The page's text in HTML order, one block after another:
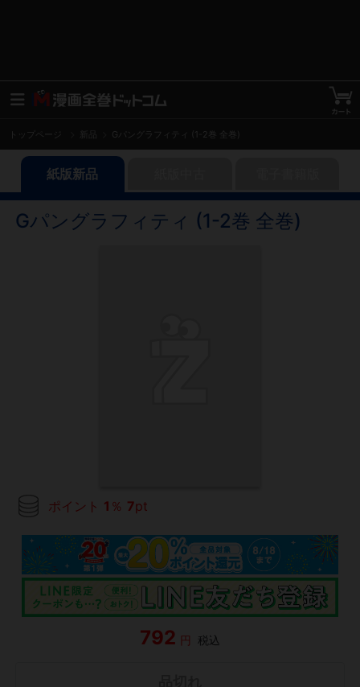
トップページ Gパングラフィティ (1-2巻 全巻)
紙版新品
Gパングラフィティ (1-2巻 全巻)
ポイント 1 ％ 7pt
792 円 税込